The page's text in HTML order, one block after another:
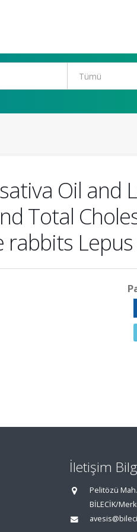
Oil and
Total
İletişim
Pelitözü
BİLECİK/